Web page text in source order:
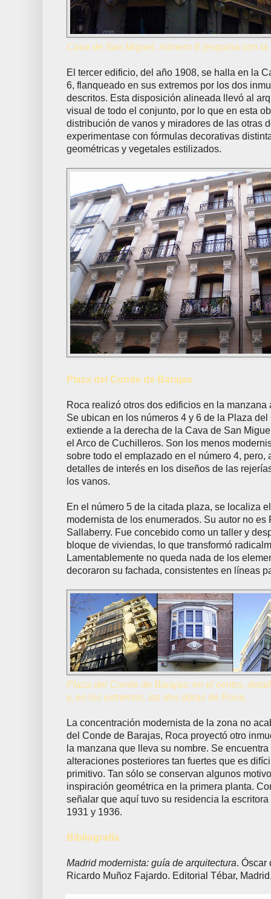
Cava de San Miguel, número 8 (esquina con
El tercer edificio, del año 1908, se halla en la
6, flanqueado en sus extremos por los dos
descritos. Esta disposición alineada llevó al
visual de todo el conjunto, por lo que en esta
distribución de vanos y miradores de las otras
experimentase con fórmulas decorativas
geométricas y vegetales estilizados.
Plaza del Conde de Barajas
Roca realizó otros dos edificios en la
Se ubican en los números 4 y 6 de la Plaza
extiende a la derecha de la Cava de San
el Arco de Cuchilleros. Son los menos
sobre todo el emplazado en el número 4, pero,
detalles de interés en los diseños de las
los vanos.
En el número 5 de la citada plaza, se localiza
modernista de los enumerados. Su autor no es
Sallaberry. Fue concebido como un taller y
bloque de viviendas, lo que transformó
Lamentablemente no queda nada de los
decoraron su fachada, consistentes en líneas
Plaza del Conde de Barajas: en el centro,
y, en los extremos, las dos obras de Roca.
La concentración modernista de la zona no
del Conde de Barajas, Roca proyectó otro
la manzana que lleva su nombre. Se
alteraciones posteriores tan fuertes que es
primitivo. Tan sólo se conservan algunos
inspiración geométrica en la primera planta.
señalar que aquí tuvo su residencia la
1931 y 1936.
Bibliografía
Madrid modernista: guía de arquitectura. Óscar
Ricardo Muñoz Fajardo. Editorial Tébar,